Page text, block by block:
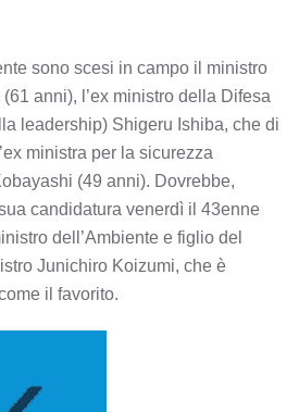
sono scesi in campo il ministro
anni), l’ex ministro della Difesa
leadership) Shigeru Ishiba, che di
ministra per la sicurezza
(49 anni). Dovrebbe,
candidatura venerdì il 43enne
dell’Ambiente e figlio del
Junichiro Koizumi, che è
il favorito.